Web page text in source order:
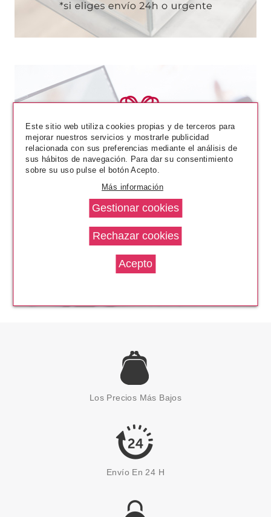
Los Precios Más Bajos
Envío En 24 H
Este sitio web utiliza cookies propias y de terceros para
mejorar nuestros servicios y mostrarle publicidad
relacionada con sus preferencias mediante el análisis de
sus hábitos de navegación. Para dar su consentimiento
sobre su uso pulse el botón Acepto.
Más información